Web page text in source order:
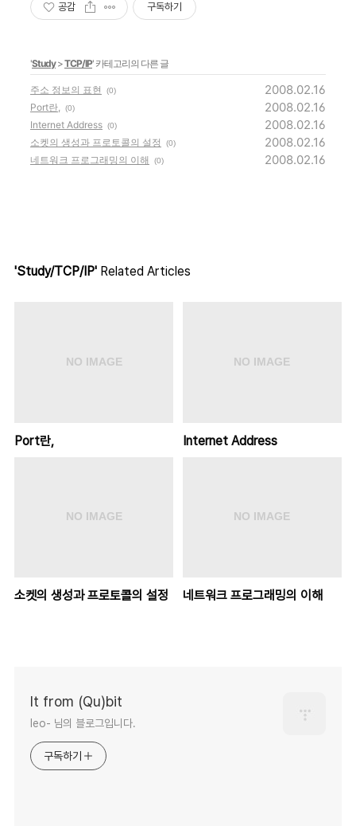
공감 구독하기
'Study>TCP/IP' 카테고리의 다른 글
주소 정보의 표현 (0) 2008.02.16
Port란, (0) 2008.02.16
Internet Address (0) 2008.02.16
소켓의 생성과 프로토콜의 설정 (0) 2008.02.16
네트워크 프로그래밍의 이해 (0) 2008.02.16
'Study/TCP/IP' Related Articles
Port란, Internet Address
소켓의 생성과 프로토콜의 설정 네트워크 프로그래밍의 이해
It from (Qu)bit
leo- 님의 블로그입니다.
구독하기